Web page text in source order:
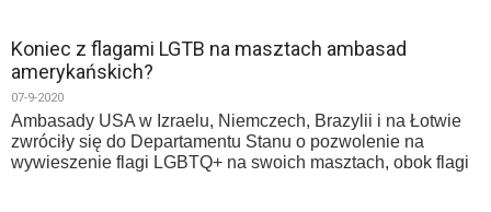
Koniec z flagami LGTB na masztach ambasad
amerykańskich?
07-9-2020
Ambasady USA w Izraelu, Niemczech, Brazylii i na Łotwie
zwróciły się do Departamentu Stanu o pozwolenie na
wywieszenie flagi LGBTQ+ na swoich masztach, obok flagi